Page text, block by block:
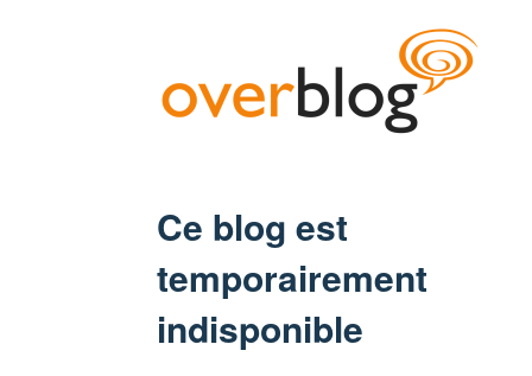
Ce blog est
temporairement
indisponible